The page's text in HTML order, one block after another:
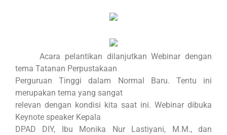
Acara pelantikan dilanjutkan Webinar dengan
tema Tatanan Perpustakaan
Perguruan Tinggi dalam Normal Baru. Tentu ini
merupakan tema yang sangat
relevan dengan kondisi kita saat ini. Webinar dibuka
Keynote speaker Kepala
DPAD DIY, Ibu Monika Nur Lastiyani, M.M., dan